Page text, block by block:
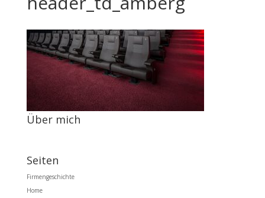
Über mich
Seiten
Firmengeschichte
Home